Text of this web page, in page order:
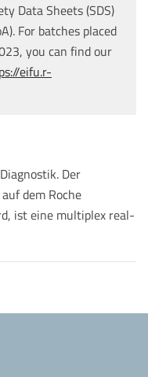
Data Sheets (SDS)
For batches placed
you can find our
eifu.r-
Der
dem Roche
ist eine multiplex real-